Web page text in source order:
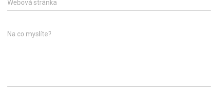
Webová stránka
Na co myslíte?